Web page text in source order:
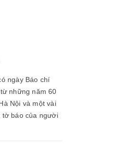
ngày Báo chí
những năm 60
Nội và một vài
tờ báo của người